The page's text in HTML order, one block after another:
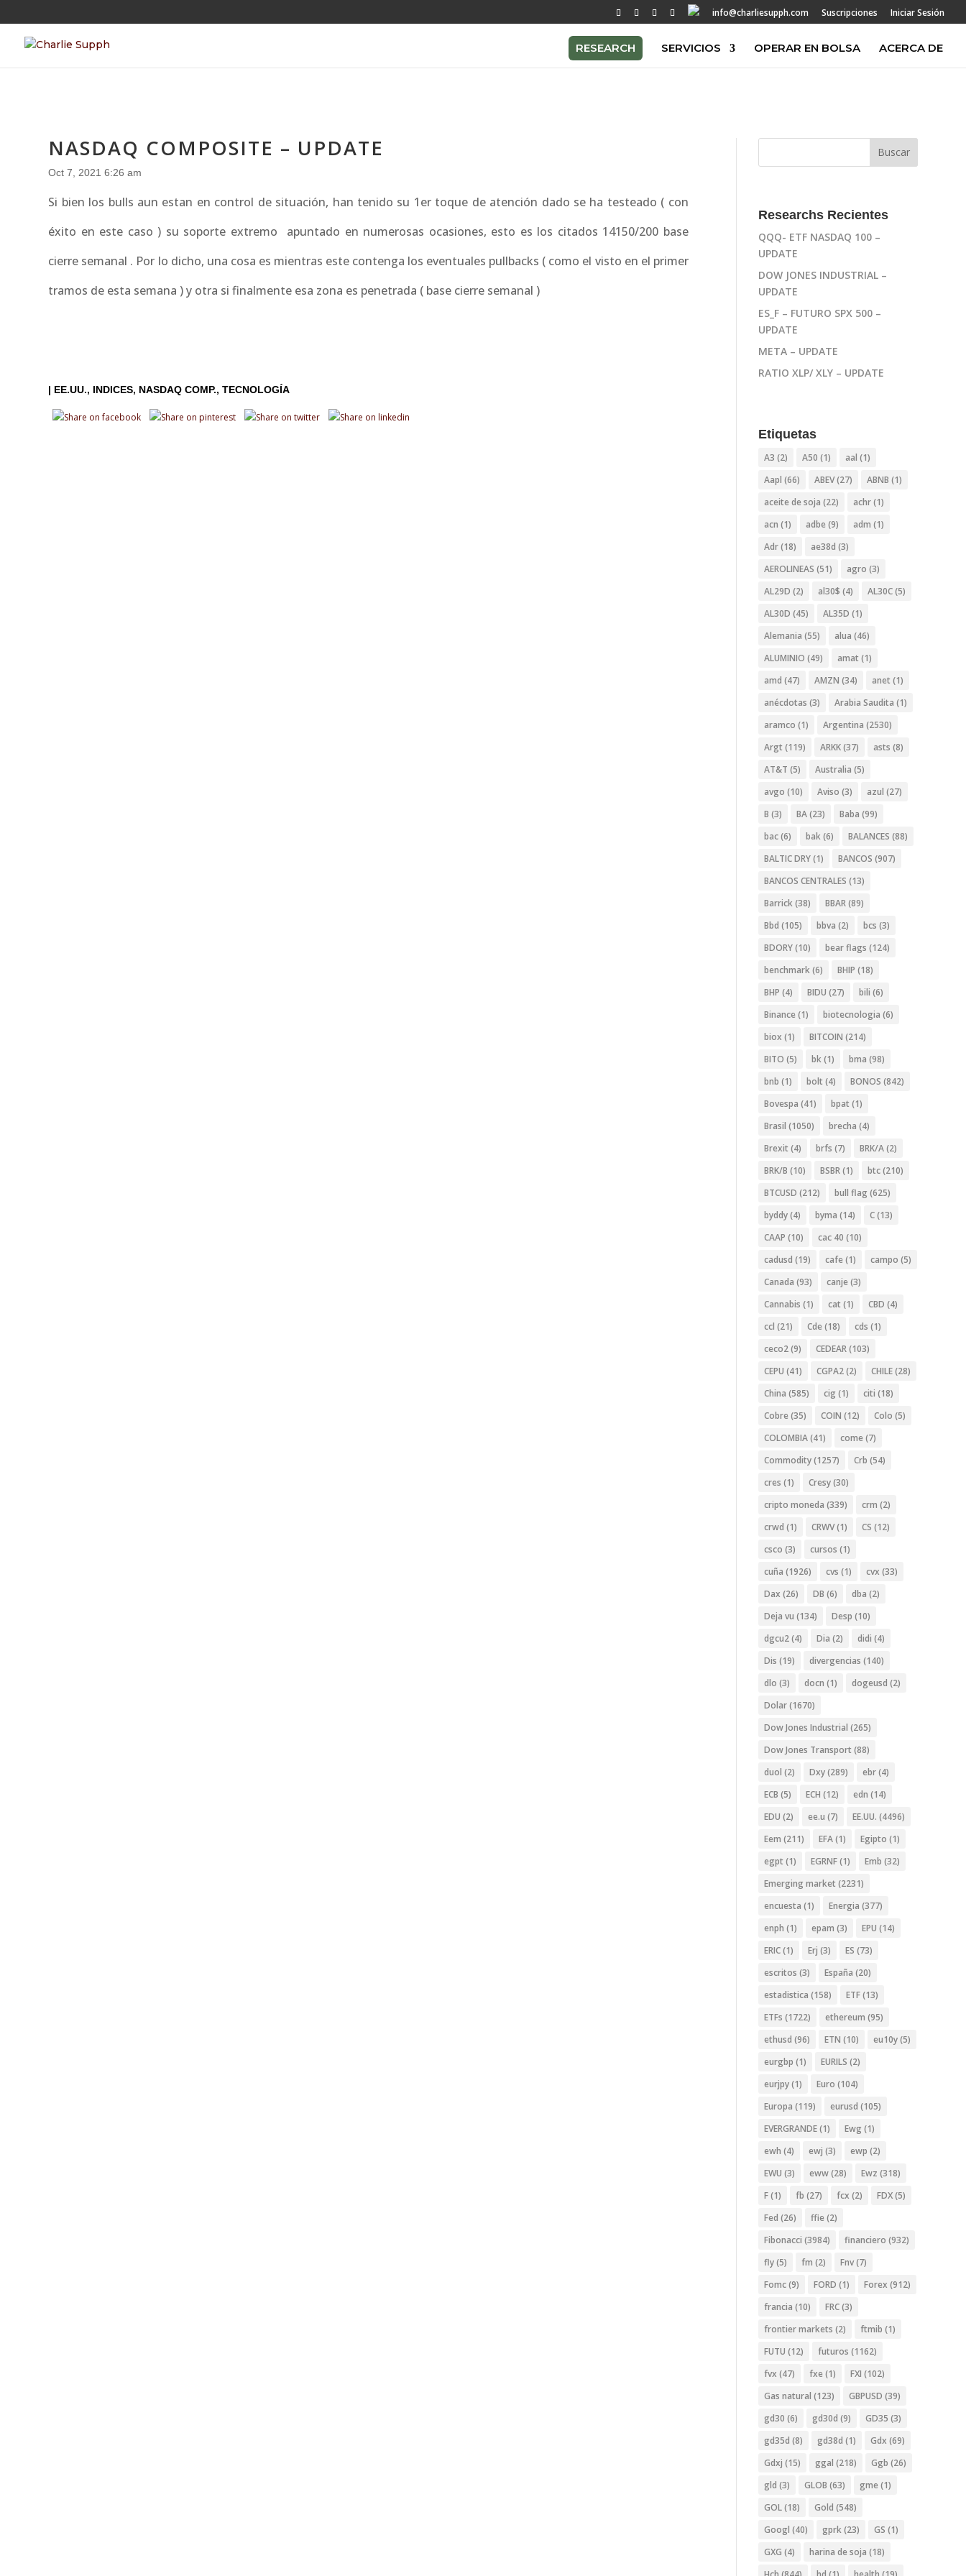
info@charliesupph.com Suscripciones Iniciar Sesión
RESEARCH SERVICIOS OPERAR EN BOLSA ACERCA DE
NASDAQ COMPOSITE – UPDATE
Oct 7, 2021 6:26 am
Si bien los bulls aun estan en control de situación, han tenido su 1er toque de atención dado se ha testeado ( con
éxito en este caso ) su soporte extremo apuntado en numerosas ocasiones, esto es los citados 14150/200 base
cierre semanal . Por lo dicho, una cosa es mientras este contenga los eventuales pullbacks ( como el visto en el primer
tramos de esta semana ) y otra si finalmente esa zona es penetrada ( base cierre semanal )
| EE.UU. INDICES NASDAQ COMP. TECNOLOGÍA
Researchs Recientes
QQQ- ETF NASDAQ 100 –
UPDATE
DOW JONES INDUSTRIAL –
UPDATE
ES_F – FUTURO SPX 500 –
UPDATE
META – UPDATE
RATIO XLP/ XLY – UPDATE
Etiquetas
A3 (2) A50 (1) aal (1)
Aapl (66) ABEV(27) ABNB (1)
aceite de soja (22) achr(1)
acn (1) adbe (9) adm (1)
Adr(18) ae38d (3)
AEROLINEAS (51) agro (3)
AL29D (2) al30$ (4) AL30C(5)
AL30D (45) AL35D (1)
Alemania (55) alua (46)
ALUMINIO (49) amat (1)
amd (47) AMZN (34) anet (1)
anécdotas (3) Arabia Saudita (1)
aramco (1) Argentina (2530)
Argt (119) ARKK(37) asts (8)
AT&T (5) Australia (5)
avgo (10) Aviso (3) azul (27)
B (3) BA(23) Baba (99)
bac(6) bak(6) BALANCES (88)
BALTIC DRY(1) BANCOS (907)
BANCOS CENTRALES (13)
Barrick(38) BBAR(89)
Bbd (105) bbva (2) bcs (3)
BDORY(10) bear flags (124)
benchmark(6) BHIP (18)
BHP (4) BIDU (27) bili (6)
Binance (1) biotecnologia (6)
biox (1) BITCOIN (214)
BITO (5) bk(1) bma (98)
bnb (1) bolt (4) BONOS (842)
Bovespa (41) bpat (1)
Brasil (1050) brecha (4)
Brexit (4) brfs (7) BRK/A(2)
BRK/B (10) BSBR(1) btc(210)
BTCUSD (212) bull flag (625)
byddy(4) byma (14) C(13)
CAAP (10) cac 40 (10)
cadusd (19) cafe (1) campo (5)
Canada (93) canje (3)
Cannabis (1) cat (1) CBD (4)
ccl (21) Cde (18) cds (1)
ceco2(9) CEDEAR(103)
CEPU (41) CGPA2(2) CHILE(28)
China (585) cig (1) citi (18)
Cobre (35) COIN (12) Colo (5)
COLOMBIA(41) come (7)
Commodity(1257) Crb (54)
cres (1) Cresy(30)
cripto moneda (339) crm (2)
crwd (1) CRWV(1) CS (12)
csco (3) cursos (1)
cuña (1926) cvs (1) cvx (33)
Dax (26) DB (6) dba (2)
Deja vu (134) Desp (10)
dgcu2(4) Dia (2) didi (4)
Dis (19) divergencias (140)
dlo (3) docn (1) dogeusd (2)
Dolar(1670)
Dow Jones Industrial (265)
Dow Jones Transport (88)
duol (2) Dxy(289) ebr(4)
ECB (5) ECH (12) edn (14)
EDU (2) ee.u (7) EE.UU. (4496)
Eem (211) EFA(1) Egipto (1)
egpt (1) EGRNF(1) Emb (32)
Emerging market (2231)
encuesta (1) Energia (377)
enph (1) epam (3) EPU (14)
ERIC(1) Erj (3) ES (73)
escritos (3) España (20)
estadistica (158) ETF(13)
ETFs (1722) ethereum (95)
ethusd (96) ETN (10) eu10y(5)
eurgbp (1) EURILS (2)
eurjpy(1) Euro (104)
Europa (119) eurusd (105)
EVERGRANDE(1) Ewg (1)
ewh (4) ewj (3) ewp (2)
EWU (3) eww(28) Ewz (318)
F(1) fb (27) fcx (2) FDX(5)
Fed (26) ffie (2)
Fibonacci (3984) financiero (932)
fly(5) fm (2) Fnv(7)
Fomc(9) FORD (1) Forex (912)
francia (10) FRC(3)
frontier markets (2) ftmib (1)
FUTU (12) futuros (1162)
fvx (47) fxe (1) FXI (102)
Gas natural (123) GBPUSD (39)
gd30 (6) gd30d (9) GD35 (3)
gd35d (8) gd38d (1) Gdx (69)
Gdxj (15) ggal (218) Ggb (26)
gld (3) GLOB (63) gme (1)
GOL(18) Gold (548)
Googl (40) gprk(23) GS (1)
GXG (4) harina de soja (18)